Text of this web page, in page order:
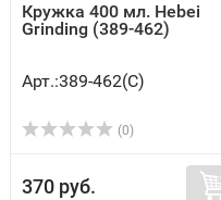
Кружка 400 мл. Hebei
Grinding (389-462)
Арт.:389-462(C)
(0)
370 руб.